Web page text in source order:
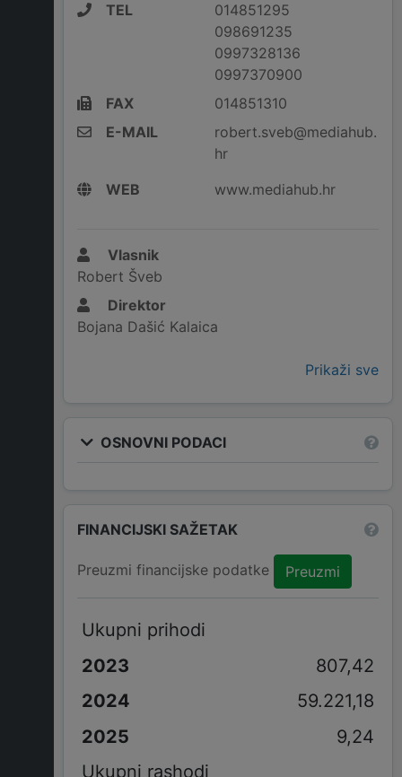
TEL
014851295
098691235
0997328136
0997370900
FAX
014851310
E-MAIL
robert.sveb@mediahub.
hr
WEB
www.mediahub.hr
Vlasnik
Robert Šveb
Direktor
Bojana Dašić Kalaica
Prikaži sve
OSNOVNI PODACI
FINANCIJSKI SAŽETAK
Preuzmi financijske podatke Preuzmi
Ukupni prihodi
807,42
59.221,18
9,24
Ukupni rashodi